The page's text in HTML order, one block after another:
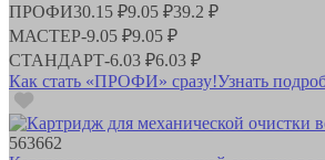
ПРОФИ30.15 ₽9.05 ₽39.2 ₽
МАСТЕР-9.05 ₽9.05 ₽
СТАНДАРТ-6.03 ₽6.03 ₽
Как стать «ПРОФИ» сразу!Узнать
563662